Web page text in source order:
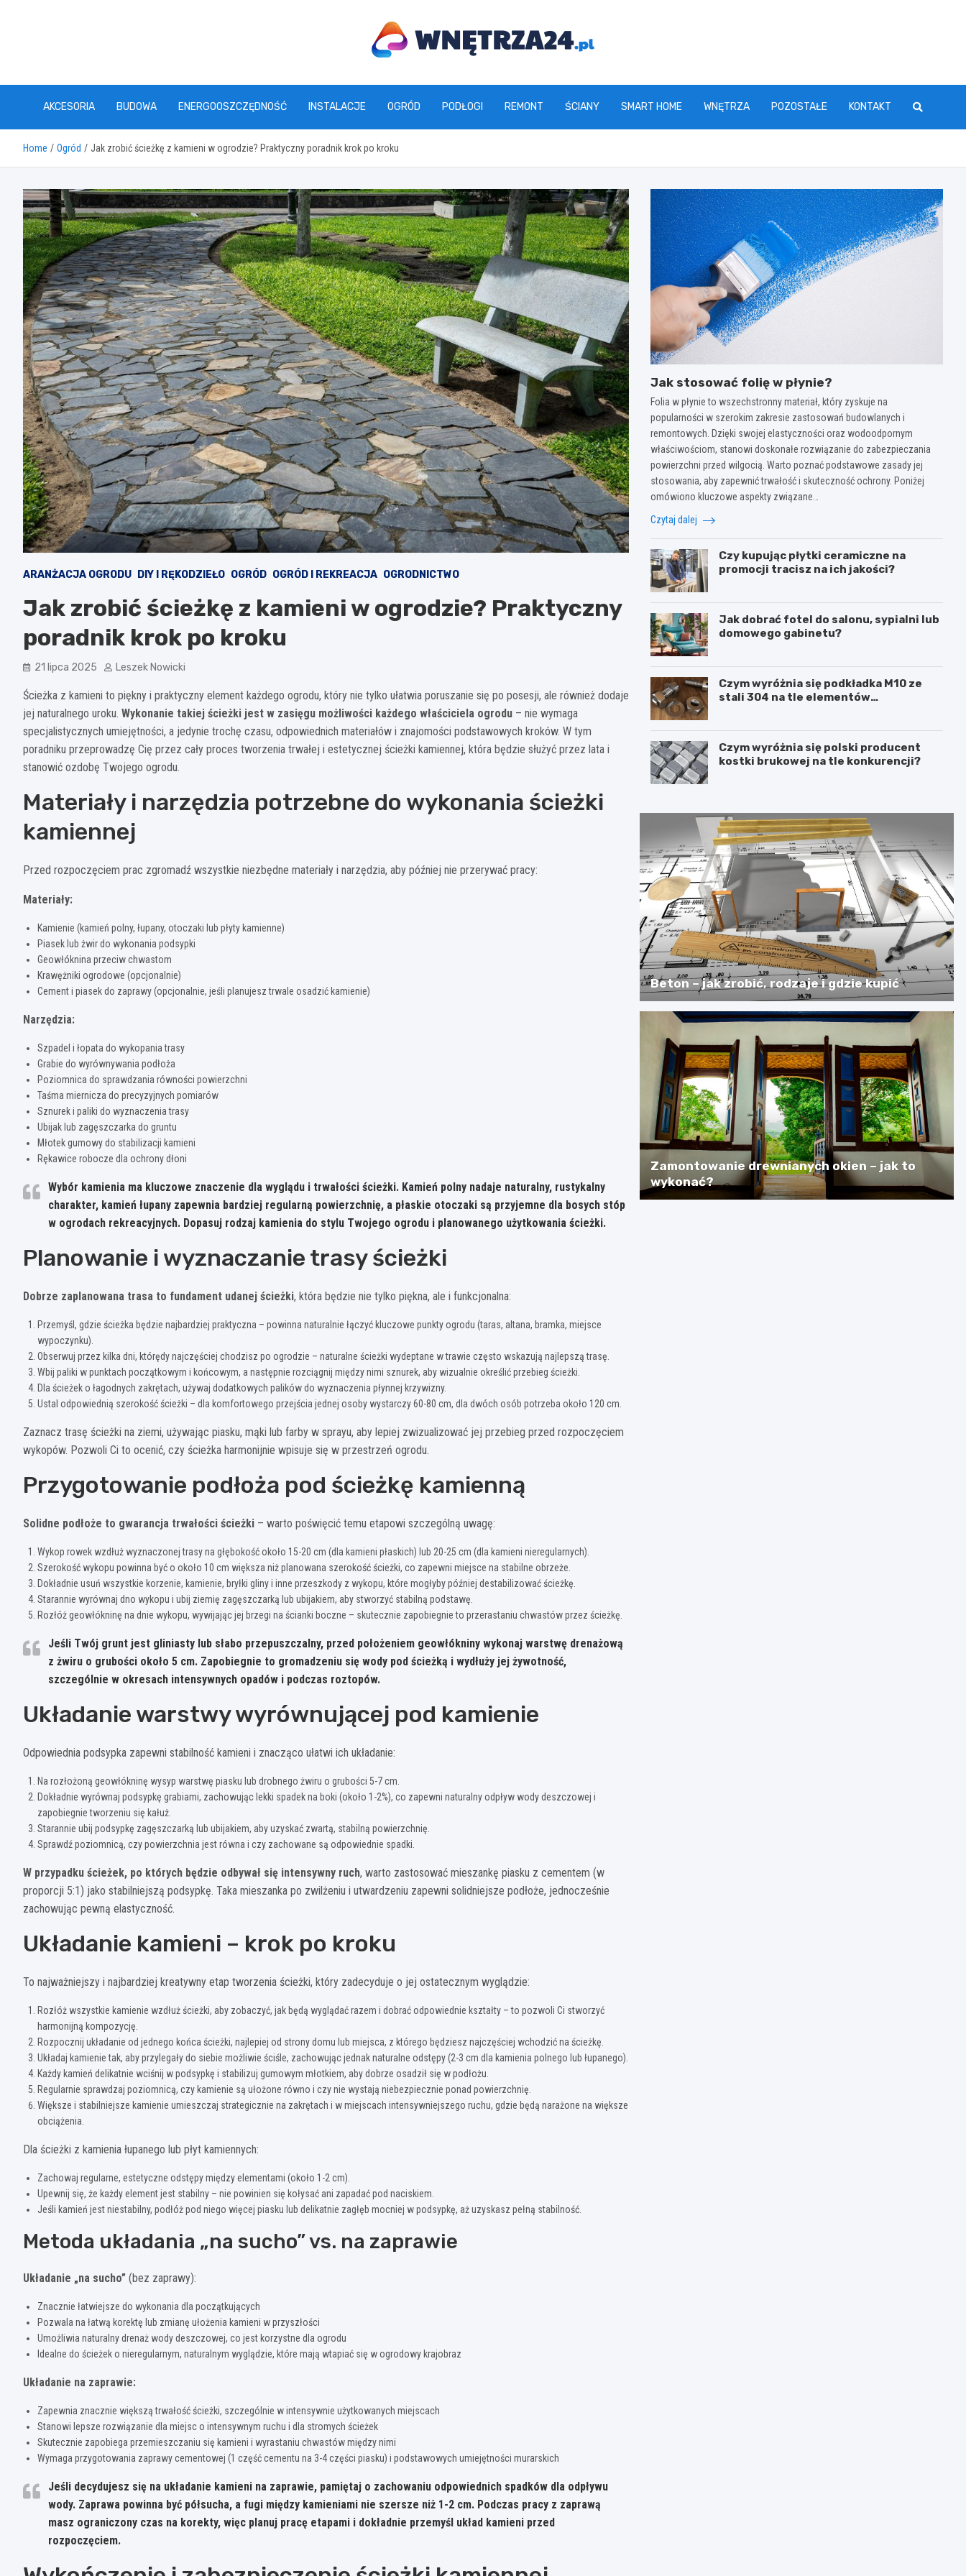
www.wnetrza24.pl
AKCESORIA BUDOWA ENERGOOSZCZĘDNOŚĆ INSTALACJE OGRÓD PODŁOGI REMONT ŚCIANY SMART HOME WNĘTRZA POZOSTAŁE KONTAKT
Home Ogród Jak zrobić ścieżkę z kamieni w ogrodzie? Praktyczny poradnik krok po kroku
ARANŻACJA OGRODU DIY I RĘKODZIEŁO OGRÓD OGRÓD I REKREACJA OGRODNICTWO
Jak zrobić ścieżkę z kamieni w ogrodzie? Praktyczny
poradnik krok po kroku
21 lipca 2025 Leszek Nowicki
Ścieżka z kamieni to piękny i praktyczny element każdego ogrodu, który nie tylko ułatwia poruszanie się po posesji, ale również dodaje
jej naturalnego uroku. Wykonanie takiej ścieżki jest w zasięgu możliwości każdego właściciela ogrodu – nie wymaga
specjalistycznych umiejętności, a jedynie trochę czasu, odpowiednich materiałów i znajomości podstawowych kroków. W tym
poradniku przeprowadzę Cię przez cały proces tworzenia trwałej i estetycznej ścieżki kamiennej, która będzie służyć przez lata i
stanowić ozdobę Twojego ogrodu.
Materiały i narzędzia potrzebne do wykonania ścieżki
kamiennej
Przed rozpoczęciem prac zgromadź wszystkie niezbędne materiały i narzędzia, aby później nie przerywać pracy:
Materiały:
Kamienie (kamień polny, łupany, otoczaki lub płyty kamienne)
Piasek lub żwir do wykonania podsypki
Geowłóknina przeciw chwastom
Krawężniki ogrodowe (opcjonalnie)
Cement i piasek do zaprawy (opcjonalnie, jeśli planujesz trwale osadzić kamienie)
Narzędzia:
Szpadel i łopata do wykopania trasy
Grabie do wyrównywania podłoża
Poziomnica do sprawdzania równości powierzchni
Taśma miernicza do precyzyjnych pomiarów
Sznurek i paliki do wyznaczenia trasy
Ubijak lub zagęszczarka do gruntu
Młotek gumowy do stabilizacji kamieni
Rękawice robocze dla ochrony dłoni
Wybór kamienia ma kluczowe znaczenie dla wyglądu i trwałości ścieżki. Kamień polny nadaje naturalny, rustykalny
charakter, kamień łupany zapewnia bardziej regularną powierzchnię, a płaskie otoczaki są przyjemne dla bosych stóp
w ogrodach rekreacyjnych. Dopasuj rodzaj kamienia do stylu Twojego ogrodu i planowanego użytkowania ścieżki.
Planowanie i wyznaczanie trasy ścieżki
Dobrze zaplanowana trasa to fundament udanej ścieżki, która będzie nie tylko piękna, ale i funkcjonalna:
Przemyśl, gdzie ścieżka będzie najbardziej praktyczna – powinna naturalnie łączyć kluczowe punkty ogrodu (taras, altana, bramka, miejsce
wypoczynku).
Obserwuj przez kilka dni, którędy najczęściej chodzisz po ogrodzie – naturalne ścieżki wydeptane w trawie często wskazują najlepszą trasę.
Wbij paliki w punktach początkowym i końcowym, a następnie rozciągnij między nimi sznurek, aby wizualnie określić przebieg ścieżki.
Dla ścieżek o łagodnych zakrętach, używaj dodatkowych palików do wyznaczenia płynnej krzywizny.
Ustal odpowiednią szerokość ścieżki – dla komfortowego przejścia jednej osoby wystarczy 60-80 cm, dla dwóch osób potrzeba około 120 cm.
Zaznacz trasę ścieżki na ziemi, używając piasku, mąki lub farby w sprayu, aby lepiej zwizualizować jej przebieg przed rozpoczęciem
wykopów. Pozwoli Ci to ocenić, czy ścieżka harmonijnie wpisuje się w przestrzeń ogrodu.
Przygotowanie podłoża pod ścieżkę kamienną
Solidne podłoże to gwarancja trwałości ścieżki – warto poświęcić temu etapowi szczególną uwagę:
Wykop rowek wzdłuż wyznaczonej trasy na głębokość około 15-20 cm (dla kamieni płaskich) lub 20-25 cm (dla kamieni nieregularnych).
Szerokość wykopu powinna być o około 10 cm większa niż planowana szerokość ścieżki, co zapewni miejsce na stabilne obrzeże.
Dokładnie usuń wszystkie korzenie, kamienie, bryłki gliny i inne przeszkody z wykopu, które mogłyby później destabilizować ścieżkę.
Starannie wyrównaj dno wykopu i ubij ziemię zagęszczarką lub ubijakiem, aby stworzyć stabilną podstawę.
Rozłóż geowłókninę na dnie wykopu, wywijając jej brzegi na ścianki boczne – skutecznie zapobiegnie to przerastaniu chwastów przez ścieżkę.
Jeśli Twój grunt jest gliniasty lub słabo przepuszczalny, przed położeniem geowłókniny wykonaj warstwę drenażową
z żwiru o grubości około 5 cm. Zapobiegnie to gromadzeniu się wody pod ścieżką i wydłuży jej żywotność,
szczególnie w okresach intensywnych opadów i podczas roztopów.
Układanie warstwy wyrównującej pod kamienie
Odpowiednia podsypka zapewni stabilność kamieni i znacząco ułatwi ich układanie:
Na rozłożoną geowłókninę wysyp warstwę piasku lub drobnego żwiru o grubości 5-7 cm.
Dokładnie wyrównaj podsypkę grabiami, zachowując lekki spadek na boki (około 1-2%), co zapewni naturalny odpływ wody deszczowej i
zapobiegnie tworzeniu się kałuż.
Starannie ubij podsypkę zagęszczarką lub ubijakiem, aby uzyskać zwartą, stabilną powierzchnię.
Sprawdź poziomnicą, czy powierzchnia jest równa i czy zachowane są odpowiednie spadki.
W przypadku ścieżek, po których będzie odbywał się intensywny ruch, warto zastosować mieszankę piasku z cementem (w
proporcji 5:1) jako stabilniejszą podsypkę. Taka mieszanka po zwilżeniu i utwardzeniu zapewni solidniejsze podłoże, jednocześnie
zachowując pewną elastyczność.
Układanie kamieni – krok po kroku
To najważniejszy i najbardziej kreatywny etap tworzenia ścieżki, który zadecyduje o jej ostatecznym wyglądzie:
Rozłóż wszystkie kamienie wzdłuż ścieżki, aby zobaczyć, jak będą wyglądać razem i dobrać odpowiednie kształty – to pozwoli Ci stworzyć
harmonijną kompozycję.
Rozpocznij układanie od jednego końca ścieżki, najlepiej od strony domu lub miejsca, z którego będziesz najczęściej wchodzić na ścieżkę.
Układaj kamienie tak, aby przylegały do siebie możliwie ściśle, zachowując jednak naturalne odstępy (2-3 cm dla kamienia polnego lub łupanego).
Każdy kamień delikatnie wciśnij w podsypkę i stabilizuj gumowym młotkiem, aby dobrze osadził się w podłożu.
Regularnie sprawdzaj poziomnicą, czy kamienie są ułożone równo i czy nie wystają niebezpiecznie ponad powierzchnię.
Większe i stabilniejsze kamienie umieszczaj strategicznie na zakrętach i w miejscach intensywniejszego ruchu, gdzie będą narażone na większe
obciążenia.
Dla ścieżki z kamienia łupanego lub płyt kamiennych:
Zachowaj regularne, estetyczne odstępy między elementami (około 1-2 cm).
Upewnij się, że każdy element jest stabilny – nie powinien się kołysać ani zapadać pod naciskiem.
Jeśli kamień jest niestabilny, podłóż pod niego więcej piasku lub delikatnie zagłęb mocniej w podsypkę, aż uzyskasz pełną stabilność.
Metoda układania „na sucho” vs. na zaprawie
Układanie „na sucho” (bez zaprawy):
Znacznie łatwiejsze do wykonania dla początkujących
Pozwala na łatwą korektę lub zmianę ułożenia kamieni w przyszłości
Umożliwia naturalny drenaż wody deszczowej, co jest korzystne dla ogrodu
Idealne do ścieżek o nieregularnym, naturalnym wyglądzie, które mają wtapiać się w ogrodowy krajobraz
Układanie na zaprawie:
Zapewnia znacznie większą trwałość ścieżki, szczególnie w intensywnie użytkowanych miejscach
Stanowi lepsze rozwiązanie dla miejsc o intensywnym ruchu i dla stromych ścieżek
Skutecznie zapobiega przemieszczaniu się kamieni i wyrastaniu chwastów między nimi
Wymaga przygotowania zaprawy cementowej (1 część cementu na 3-4 części piasku) i podstawowych umiejętności murarskich
Jeśli decydujesz się na układanie kamieni na zaprawie, pamiętaj o zachowaniu odpowiednich spadków dla odpływu
wody. Zaprawa powinna być półsucha, a fugi między kamieniami nie szersze niż 1-2 cm. Podczas pracy z zaprawą
masz ograniczony czas na korekty, więc planuj pracę etapami i dokładnie przemyśl układ kamieni przed
rozpoczęciem.
Jak stosować folię w płynie?
Folia w płynie to wszechstronny materiał, który zyskuje na
popularności w szerokim zakresie zastosowań budowlanych i
remontowych. Dzięki swojej elastyczności oraz wodoodpornym
właściwościom, stanowi doskonałe rozwiązanie do zabezpieczania
powierzchni przed wilgocią. Warto poznać podstawowe zasady jej
stosowania, aby zapewnić trwałość i skuteczność ochrony. Poniżej
omówiono kluczowe aspekty związane…
Czytaj dalej
Czy kupując płytki ceramiczne na
promocji tracisz na ich jakości?
Jak dobrać fotel do salonu, sypialni lub
domowego gabinetu?
Czym wyróżnia się podkładka M10 ze
stali 304 na tle elementów
Czym wyróżnia się polski producent
kostki brukowej na tle konkurencji?
Beton – jak zrobić, rodzaje i gdzie kupić
Zamontowanie drewnianych okien – jak to
wykonać?